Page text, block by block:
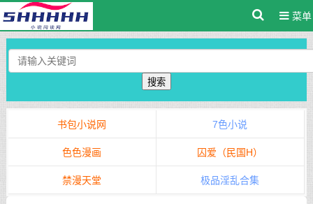
菜单
搜索
书包小说网 7色小说
色色漫画 囚爱（民国H）
禁漫天堂 极品淫乱合集